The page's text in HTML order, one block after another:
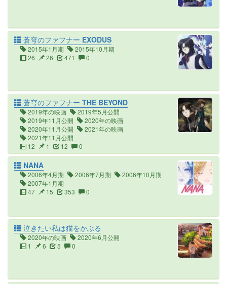
蒼穹のファフナー EXODUS
2015年1月期
2015年10月期
26
26 471 0
蒼穹のファフナー THE BEYOND
2019年の映画
2019年5月公開
2019年11月公開
2020年の映画
2020年11月公開
2021年の映画
2021年11月公開
12
1 12 0
NANA
2006年4月期 2006年7月期
2006年10月期
2007年1月期
47
15 353 0
泣きたい私は猫をかぶる
2020年の映画
2020年6月公開
1
6 5 0